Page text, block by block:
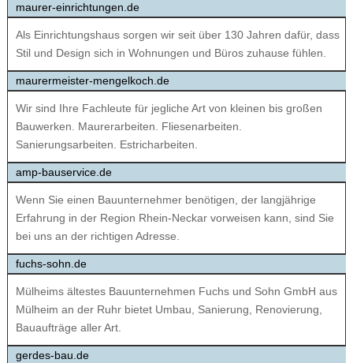
maurer-einrichtungen.de
Als Einrichtungshaus sorgen wir seit über 130 Jahren dafür, dass
Stil und Design sich in Wohnungen und Büros zuhause fühlen.
maurermeister-mengelkoch.de
Wir sind Ihre Fachleute für jegliche Art von kleinen bis großen
Bauwerken. Maurerarbeiten. Fliesenarbeiten.
Sanierungsarbeiten. Estricharbeiten.
amp-bauservice.de
Wenn Sie einen Bauunternehmer benötigen, der langjährige
Erfahrung in der Region Rhein-Neckar vorweisen kann, sind Sie
bei uns an der richtigen Adresse.
fuchs-sohn.de
Mülheims ältestes Bauunternehmen Fuchs und Sohn GmbH aus
Mülheim an der Ruhr bietet Umbau, Sanierung, Renovierung,
Bauaufträge aller Art.
gerdes-bau.de